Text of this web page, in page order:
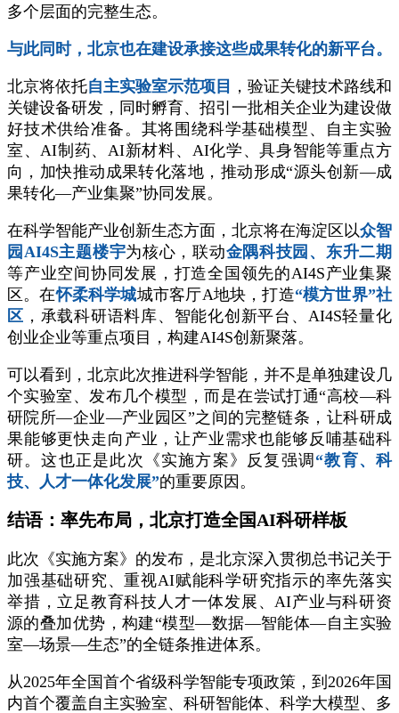
多个层面的完整生态。
与此同时，北京也在建设承接这些成果转化的新平台。
北京将依托自主实验室示范项目
，验证关键技术路线和
关键设备研发，同时孵育、招引一批相关企业为建设做
好技术供给准备。其将围绕科学基础模型、自主实验
室、AI制药、AI新材料、AI化学、具身智能等重点方
向，加快推动成果转化落地，推动形成“源头创新—成
果转化—产业集聚”协同发展。
在科学智能产业创新生态方面，北京将在海淀区以众智
园AI4S主题楼宇为核心，联动金隅科技园、东升二期
等产业空间协同发展，打造全国领先的AI4S产业集聚
区。在怀柔科学城城市客厅A地块，打造“模方世界”社
区 ，承载科研语料库、智能化创新平台、AI4S轻量化
创业企业等重点项目，构建AI4S创新聚落。
可以看到，北京此次推进科学智能，并不是单独建设几
个实验室、发布几个模型，而是在尝试打通“高校—科
研院所—企业—产业园区”之间的完整链条，让科研成
果能够更快走向产业，让产业需求也能够反哺基础科
研。这也正是此次《实施方案》反复强调 “教育、科
技、人才一体化发展”的重要原因。
结语：率先布局，北京打造全国AI科研样板
此次《实施方案》的发布，是北京深入贯彻总书记关于
加强基础研究、重视AI赋能科学研究指示的率先落实
举措，立足教育科技人才一体发展、AI产业与科研资
源的叠加优势，构建“模型—数据—智能体—自主实验
室—场景—生态”的全链条推进体系。
从2025年全国首个省级科学智能专项政策，到2026年国
内首个覆盖自主实验室、科研智能体、科学大模型、多